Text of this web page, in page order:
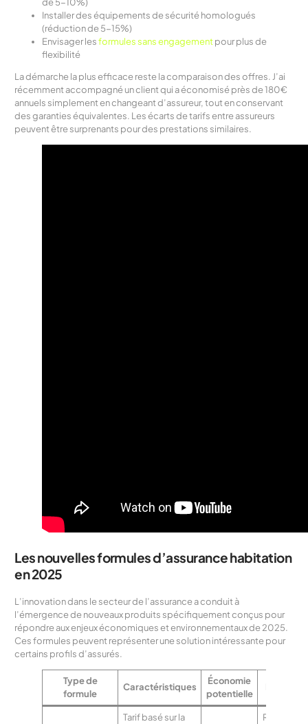
de 5-10%)
Installer des équipements de sécurité homologués
(réduction de 5-15%)
Envisager lesformules sans engagementpour plus de
flexibilité
La démarche la plus efficace reste la comparaison des offres. J’ai
récemment accompagné un client qui a économisé près de 180€
annuels simplement en changeant d’assureur, tout en conservant
des garanties équivalentes. Les écarts de tarifs entre assureurs
peuvent être surprenants pour des prestations similaires.
Les nouvelles formules d’assurance habitation
en 2025
L’innovation dans le secteur de l’assurance a conduit à
l’émergence de nouveaux produits spécifiquement conçus pour
répondre aux enjeux économiques et environnementaux de 2025.
Ces formules peuvent représenter une solution intéressante pour
certains profils d’assurés.
Type de
formule
Caractéristiques
Économie
potentielle
Tarif basé sur la